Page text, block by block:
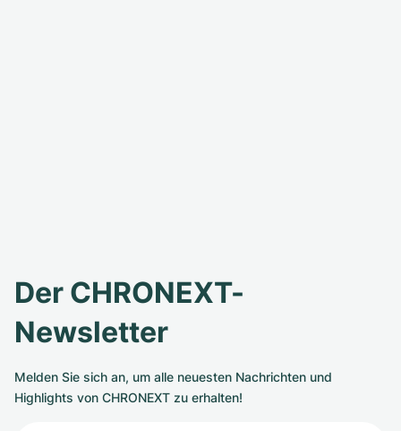
Der CHRONEXT-
Newsletter
Melden Sie sich an, um alle neuesten Nachrichten und
Highlights von CHRONEXT zu erhalten!